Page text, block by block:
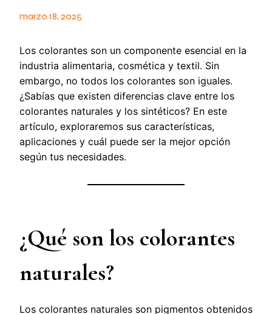
marzo 18, 2025
Los colorantes son un componente esencial en la
industria alimentaria, cosmética y textil. Sin
embargo, no todos los colorantes son iguales.
¿Sabías que existen diferencias clave entre los
colorantes naturales y los sintéticos? En este
artículo, exploraremos sus características,
aplicaciones y cuál puede ser la mejor opción
según tus necesidades.
¿Qué son los colorantes
naturales?
Los colorantes naturales son pigmentos obtenidos